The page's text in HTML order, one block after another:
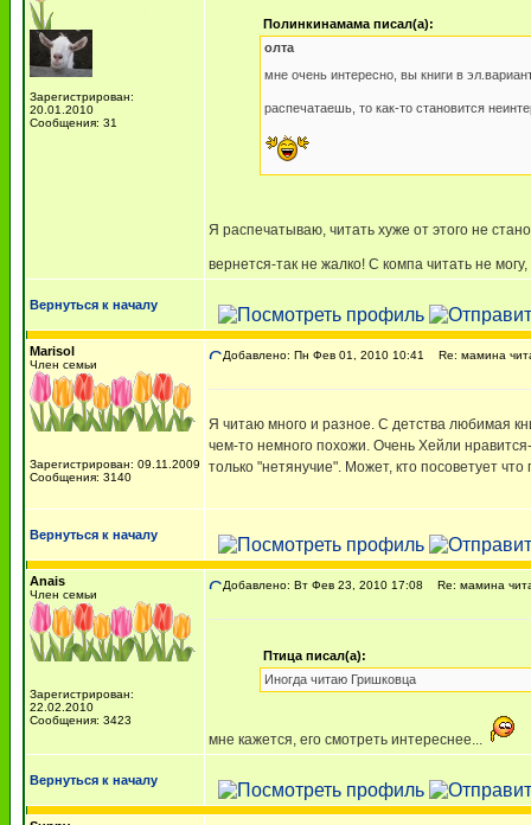
Зарегистрирован:
20.01.2010
Сообщения: 31
Полинкинамама писал(а):
олта
мне очень интересно, вы книги в
распечатаешь, то как-то становится
Я распечатываю, читать хуже от этого не
вернется-так не жалко! С компа читать не
Вернуться к началу
Marisol
Член семьи
Зарегистрирован: 09.11.2009
Сообщения: 3140
Добавлено: Пн Фев 01, 2010 10:41 Re: мамина
Я читаю много и разное. С детства любимая
чем-то немного похожи. Очень Хейли
только "нетянучие". Может, кто посоветует
Вернуться к началу
Anais
Член семьи
Зарегистрирован:
22.02.2010
Сообщения: 3423
Добавлено: Вт Фев 23, 2010 17:08 Re: мамина
Птица писал(а):
Иногда читаю Гришковца
мне кажется, его смотреть интереснее...
Вернуться к началу